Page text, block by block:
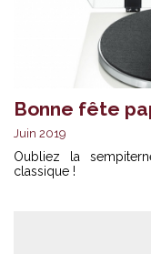
Bonne fête
Juin 2019
Oubliez la
classique !